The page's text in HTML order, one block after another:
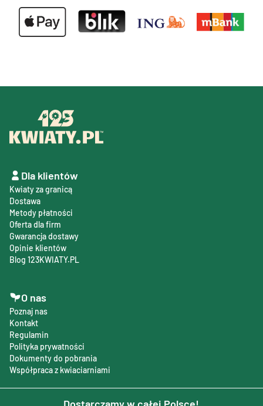
Dla klientów
Kwiaty za granicą
Dostawa
Metody płatności
Oferta dla firm
Gwarancja dostawy
Opinie klientów
Blog 123KWIATY.PL
O nas
Poznaj nas
Kontakt
Regulamin
Polityka prywatności
Dokumenty do pobrania
Współpraca z kwiaciarniami